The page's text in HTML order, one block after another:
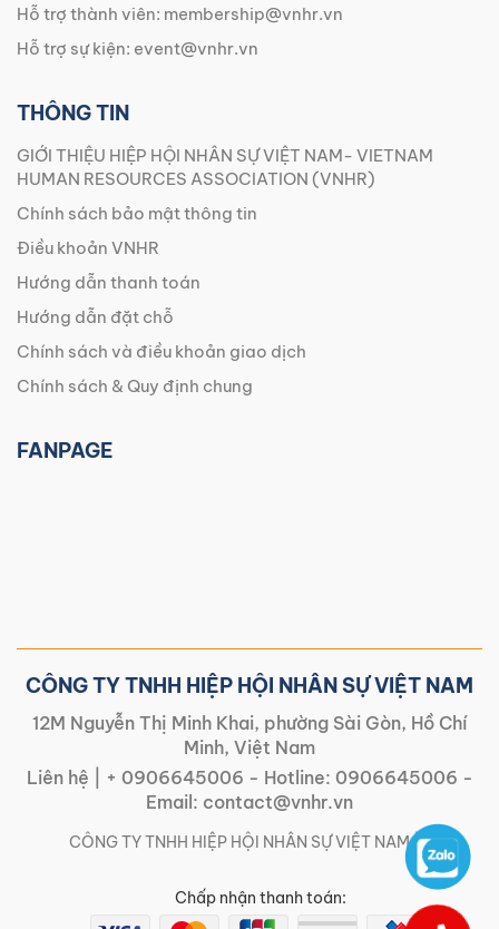
Hỗ trợ thành viên: membership@vnhr.vn
Hỗ trợ sự kiện: event@vnhr.vn
THÔNG TIN
GIỚI THIỆU HIỆP HỘI NHÂN SỰ VIỆT NAM- VIETNAM
HUMAN RESOURCES ASSOCIATION (VNHR)
Chính sách bảo mật thông tin
Điều khoản VNHR
Hướng dẫn thanh toán
Hướng dẫn đặt chỗ
Chính sách và điều khoản giao dịch
Chính sách & Quy định chung
FANPAGE
CÔNG TY TNHH HIỆP HỘI NHÂN SỰ VIỆT NAM
12M Nguyễn Thị Minh Khai, phường Sài Gòn, Hồ Chí
Minh, Việt Nam
Liên hệ |
+ 0906645006 - Hotline: 0906645006 -
Email: contact@vnhr.vn
CÔNG TY TNHH HIỆP HỘI NHÂN SỰ VIỆT NAM | |
Chấp nhận thanh toán: